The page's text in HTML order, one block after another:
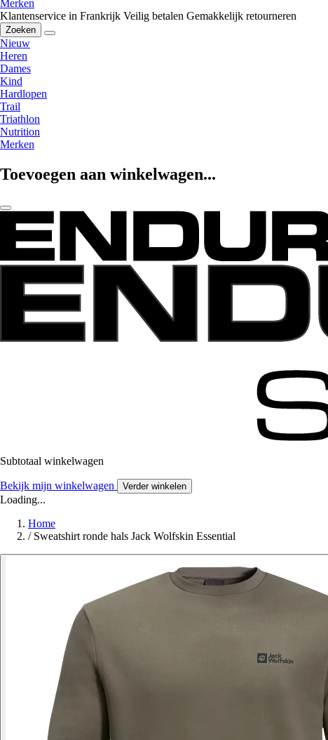
Merken
Klantenservice in Frankrijk Veilig betalen Gemakkelijk retourneren
Zoeken
Nieuw
Heren
Dames
Kind
Hardlopen
Trail
Triathlon
Nutrition
Merken
Toevoegen aan winkelwagen...
Subtotaal winkelwagen
Bekijk mijn winkelwagen Verder winkelen
Loading...
Home
/ Sweatshirt ronde hals Jack Wolfskin Essential